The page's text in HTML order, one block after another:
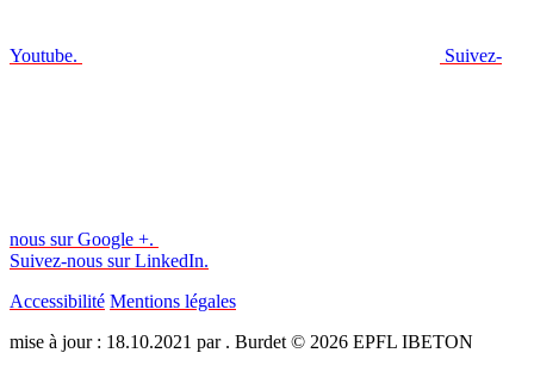
Youtube. Suivez-
nous sur Google +.
Suivez-nous sur LinkedIn.
Accessibilité Mentions légales
mise à jour : 18.10.2021 par . Burdet © 2026 EPFL IBETON